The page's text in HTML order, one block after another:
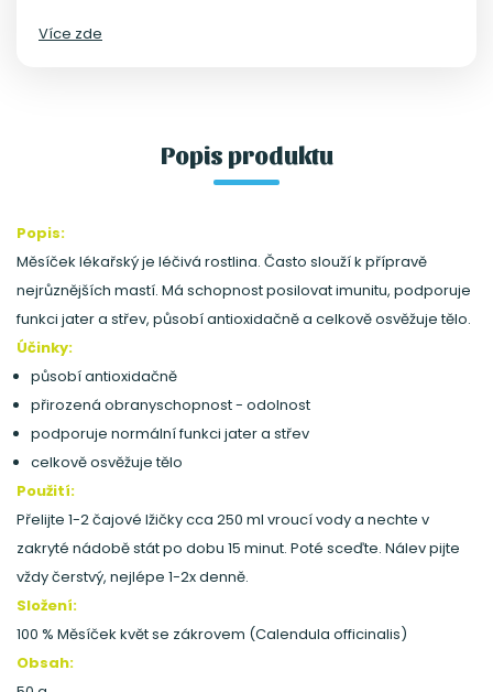
Více zde
Popis produktu
Popis:
Měsíček lékařský je léčivá rostlina. Často slouží k přípravě
nejrůznějších mastí. Má schopnost posilovat imunitu, podporuje
funkci jater a střev, působí antioxidačně a celkově osvěžuje tělo.
Účinky:
působí antioxidačně
přirozená obranyschopnost - odolnost
podporuje normální funkci jater a střev
celkově osvěžuje tělo
Použití:
Přelijte 1-2 čajové lžičky cca 250 ml vroucí vody a nechte v
zakryté nádobě stát po dobu 15 minut. Poté sceďte. Nálev pijte
vždy čerstvý, nejlépe 1-2x denně.
Složení:
100 % Měsíček květ se zákrovem (Calendula officinalis)
Obsah: